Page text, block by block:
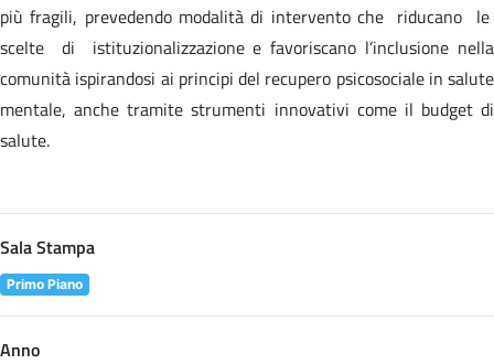
più fragili, prevedendo modalità di intervento che riducano le
scelte di istituzionalizzazione e favoriscano l’inclusione nella
comunità ispirandosi ai principi del recupero psicosociale in salute
mentale, anche tramite strumenti innovativi come il budget di
salute.
Sala Stampa
Primo Piano
Anno